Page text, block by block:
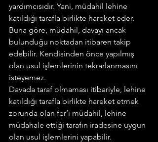
yardımcısıdır. Yani, müdahil lehine
katıldığı tarafla birlikte hareket eder.
Buna göre, müdahil, davayı ancak
bulunduğu noktadan itibaren takip
edebilir. Kendisinden önce yapılmış
olan usul işlemlerinin tekrarlanmasını
isteyemez.
Davada taraf olmaması itibariyle, lehine
katıldığı tarafla birlikte hareket etmek
zorunda olan fer’i müdahil, lehine
müdahale ettiği tarafın iradesine uygun
olan usul işlemlerini yapabilir.